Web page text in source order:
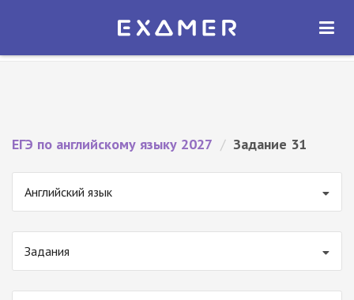
Экзамер — ЕГЭ 2027
ОТКРЫТЬ
ЕГЭ по английскому языку 2027 / Задание 31
Английский язык
Задания